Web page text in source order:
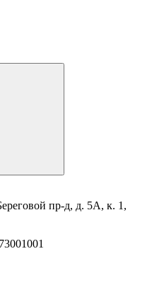
пр-д, д. 5А, к. 1,